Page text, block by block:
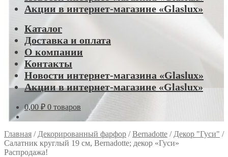
Акции в интернет-магазине «Glaslux»
Каталог
Доставка и оплата
О компании
Контакты
Новости интернет-магазина «Glaslux»
Акции в интернет-магазине «Glaslux»
0,00 ₽ 0 товаров
Главная / Декорированный фарфор /Bernadotte / Декор "Гуси" /
Салатник круглый 19 см, Bernadotte; декор «Гуси»
Распродажа!